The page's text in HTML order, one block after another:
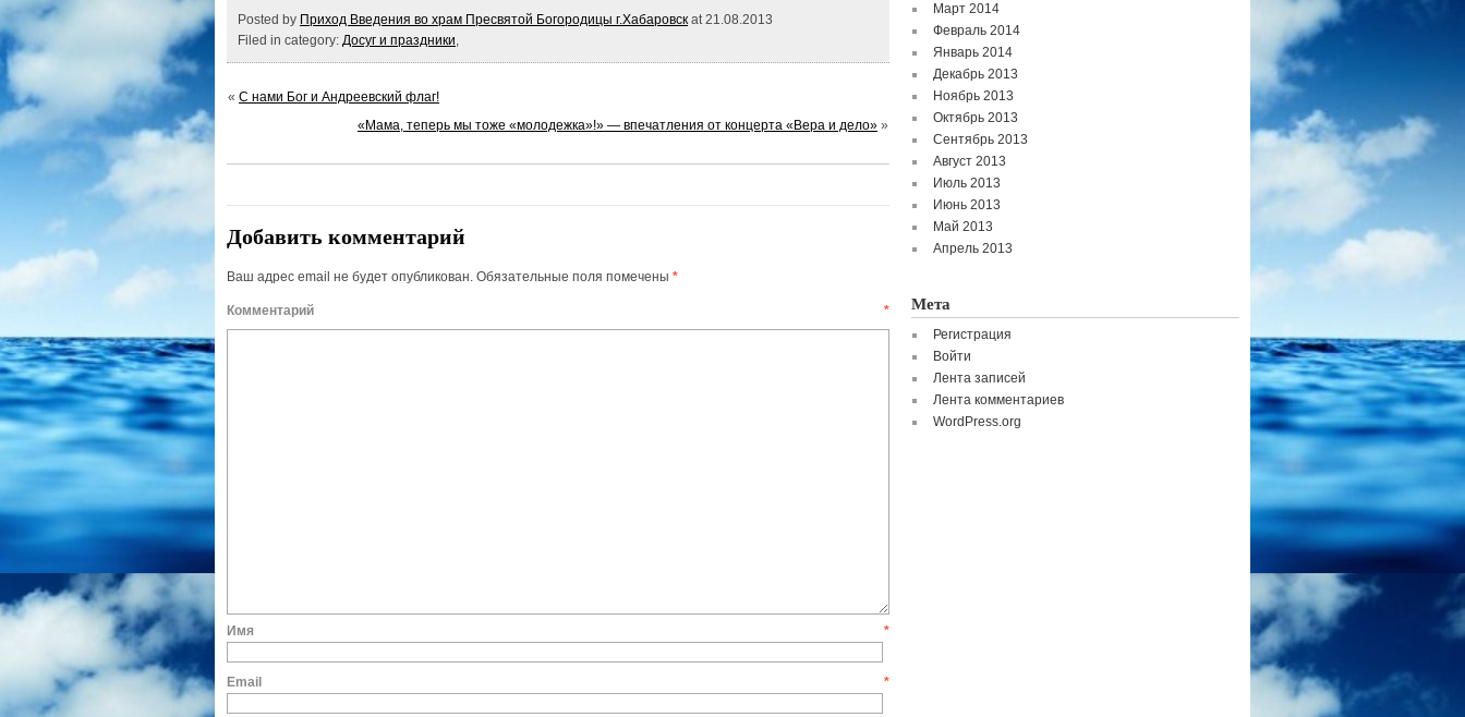
Posted by Приход Введения во храм Пресвятой Богородицы г.Хабаровск at 21.08.2013
Filed in category: Досуг и праздники,
« С нами Бог и Андреевский флаг!
«Мама, теперь мы тоже «молодежка»!» — впечатления от концерта «Вера и дело» »
Добавить комментарий
Ваш адрес email не будет опубликован. Обязательные поля помечены *
Комментарий *
Имя *
Email *
Март 2014
Февраль 2014
Январь 2014
Декабрь 2013
Ноябрь 2013
Октябрь 2013
Сентябрь 2013
Август 2013
Июль 2013
Июнь 2013
Май 2013
Апрель 2013
Мета
Регистрация
Войти
Лента записей
Лента комментариев
WordPress.org